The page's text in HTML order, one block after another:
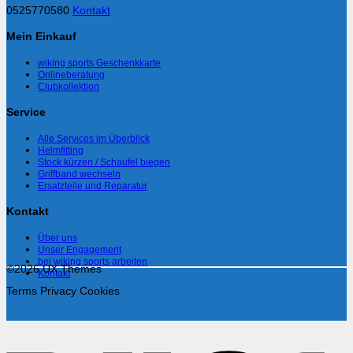
0525770580 Kontakt
Mein Einkauf
wiking sports Geschenkkarte
Onlineberatung
Clubkollektion
Service
Alle Services im Überblick
Helmfitting
Stock kürzen / Schaufel biegen
Griffband wechseln
Ersatzteile und Reparatur
Kontakt
Über uns
Unser Engagement
bei wiking sports arbeiten
Kontakt
©2026 UX Themes
Terms Privacy Cookies